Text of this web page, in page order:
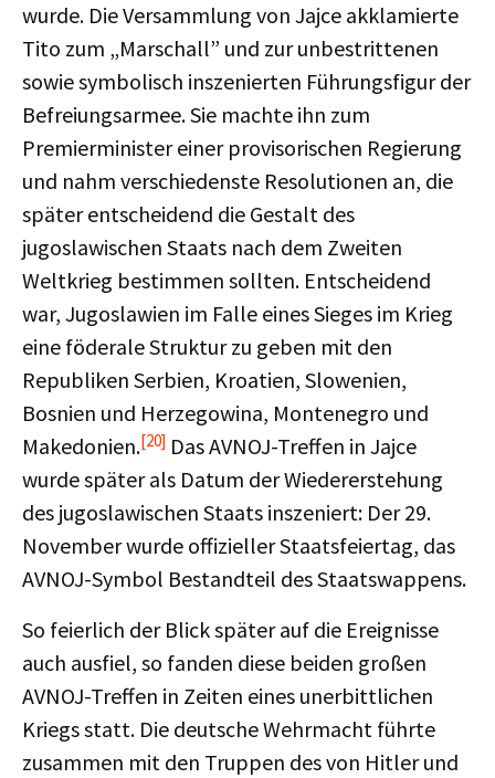
wurde. Die Versammlung von Jajce akklamierte
Tito zum „Marschall” und zur unbestrittenen
sowie symbolisch inszenierten Führungsfigur der
Befreiungsarmee. Sie machte ihn zum
Premierminister einer provisorischen Regierung
und nahm verschiedenste Resolutionen an, die
später entscheidend die Gestalt des
jugoslawischen Staats nach dem Zweiten
Weltkrieg bestimmen sollten. Entscheidend
war, Jugoslawien im Falle eines Sieges im Krieg
eine föderale Struktur zu geben mit den
Republiken Serbien, Kroatien, Slowenien,
Bosnien und Herzegowina, Montenegro und
Makedonien.[20] Das AVNOJ-Treffen in Jajce
wurde später als Datum der Wiedererstehung
des jugoslawischen Staats inszeniert: Der 29.
November wurde offizieller Staatsfeiertag, das
AVNOJ-Symbol Bestandteil des Staatswappens.
So feierlich der Blick später auf die Ereignisse
auch ausfiel, so fanden diese beiden großen
AVNOJ-Treffen in Zeiten eines unerbittlichen
Kriegs statt. Die deutsche Wehrmacht führte
zusammen mit den Truppen des von Hitler und